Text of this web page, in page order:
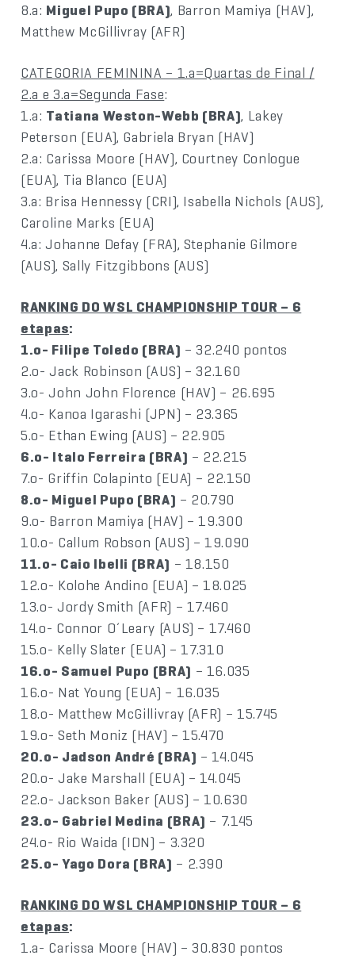
8.a: Miguel Pupo (BRA), Barron Mamiya (HAV),
Matthew McGillivray (AFR)
CATEGORIA FEMININA – 1.a=Quartas de Final /
2.a e 3.a=Segunda Fase:
1.a: Tatiana Weston-Webb (BRA), Lakey
Peterson (EUA), Gabriela Bryan (HAV)
2.a: Carissa Moore (HAV), Courtney Conlogue
(EUA), Tia Blanco (EUA)
3.a: Brisa Hennessy (CRI), Isabella Nichols (AUS),
Caroline Marks (EUA)
4.a: Johanne Defay (FRA), Stephanie Gilmore
(AUS), Sally Fitzgibbons (AUS)
RANKING DO WSL CHAMPIONSHIP TOUR – 6
etapas:
1.o- Filipe Toledo (BRA) – 32.240 pontos
2.o- Jack Robinson (AUS) – 32.160
3.o- John John Florence (HAV) – 26.695
4.o- Kanoa Igarashi (JPN) – 23.365
5.o- Ethan Ewing (AUS) – 22.905
6.o- Italo Ferreira (BRA) – 22.215
7.o- Griffin Colapinto (EUA) – 22.150
8.o- Miguel Pupo (BRA) – 20.790
9.o- Barron Mamiya (HAV) – 19.300
10.o- Callum Robson (AUS) – 19.090
11.o- Caio Ibelli (BRA) – 18.150
12.o- Kolohe Andino (EUA) – 18.025
13.o- Jordy Smith (AFR) – 17.460
14.o- Connor O´Leary (AUS) – 17.460
15.o- Kelly Slater (EUA) – 17.310
16.o- Samuel Pupo (BRA) – 16.035
16.o- Nat Young (EUA) – 16.035
18.o- Matthew McGillivray (AFR) – 15.745
19.o- Seth Moniz (HAV) – 15.470
20.o- Jadson André (BRA) – 14.045
20.o- Jake Marshall (EUA) – 14.045
22.o- Jackson Baker (AUS) – 10.630
23.o- Gabriel Medina (BRA) – 7.145
24.o- Rio Waida (IDN) – 3.320
25.o- Yago Dora (BRA) – 2.390
RANKING DO WSL CHAMPIONSHIP TOUR – 6
etapas:
1.a- Carissa Moore (HAV) – 30.830 pontos